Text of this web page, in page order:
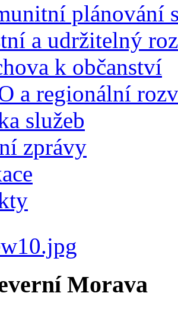
plánování
a udržitelný
k občanství
a regionální
služeb
zprávy
Morava